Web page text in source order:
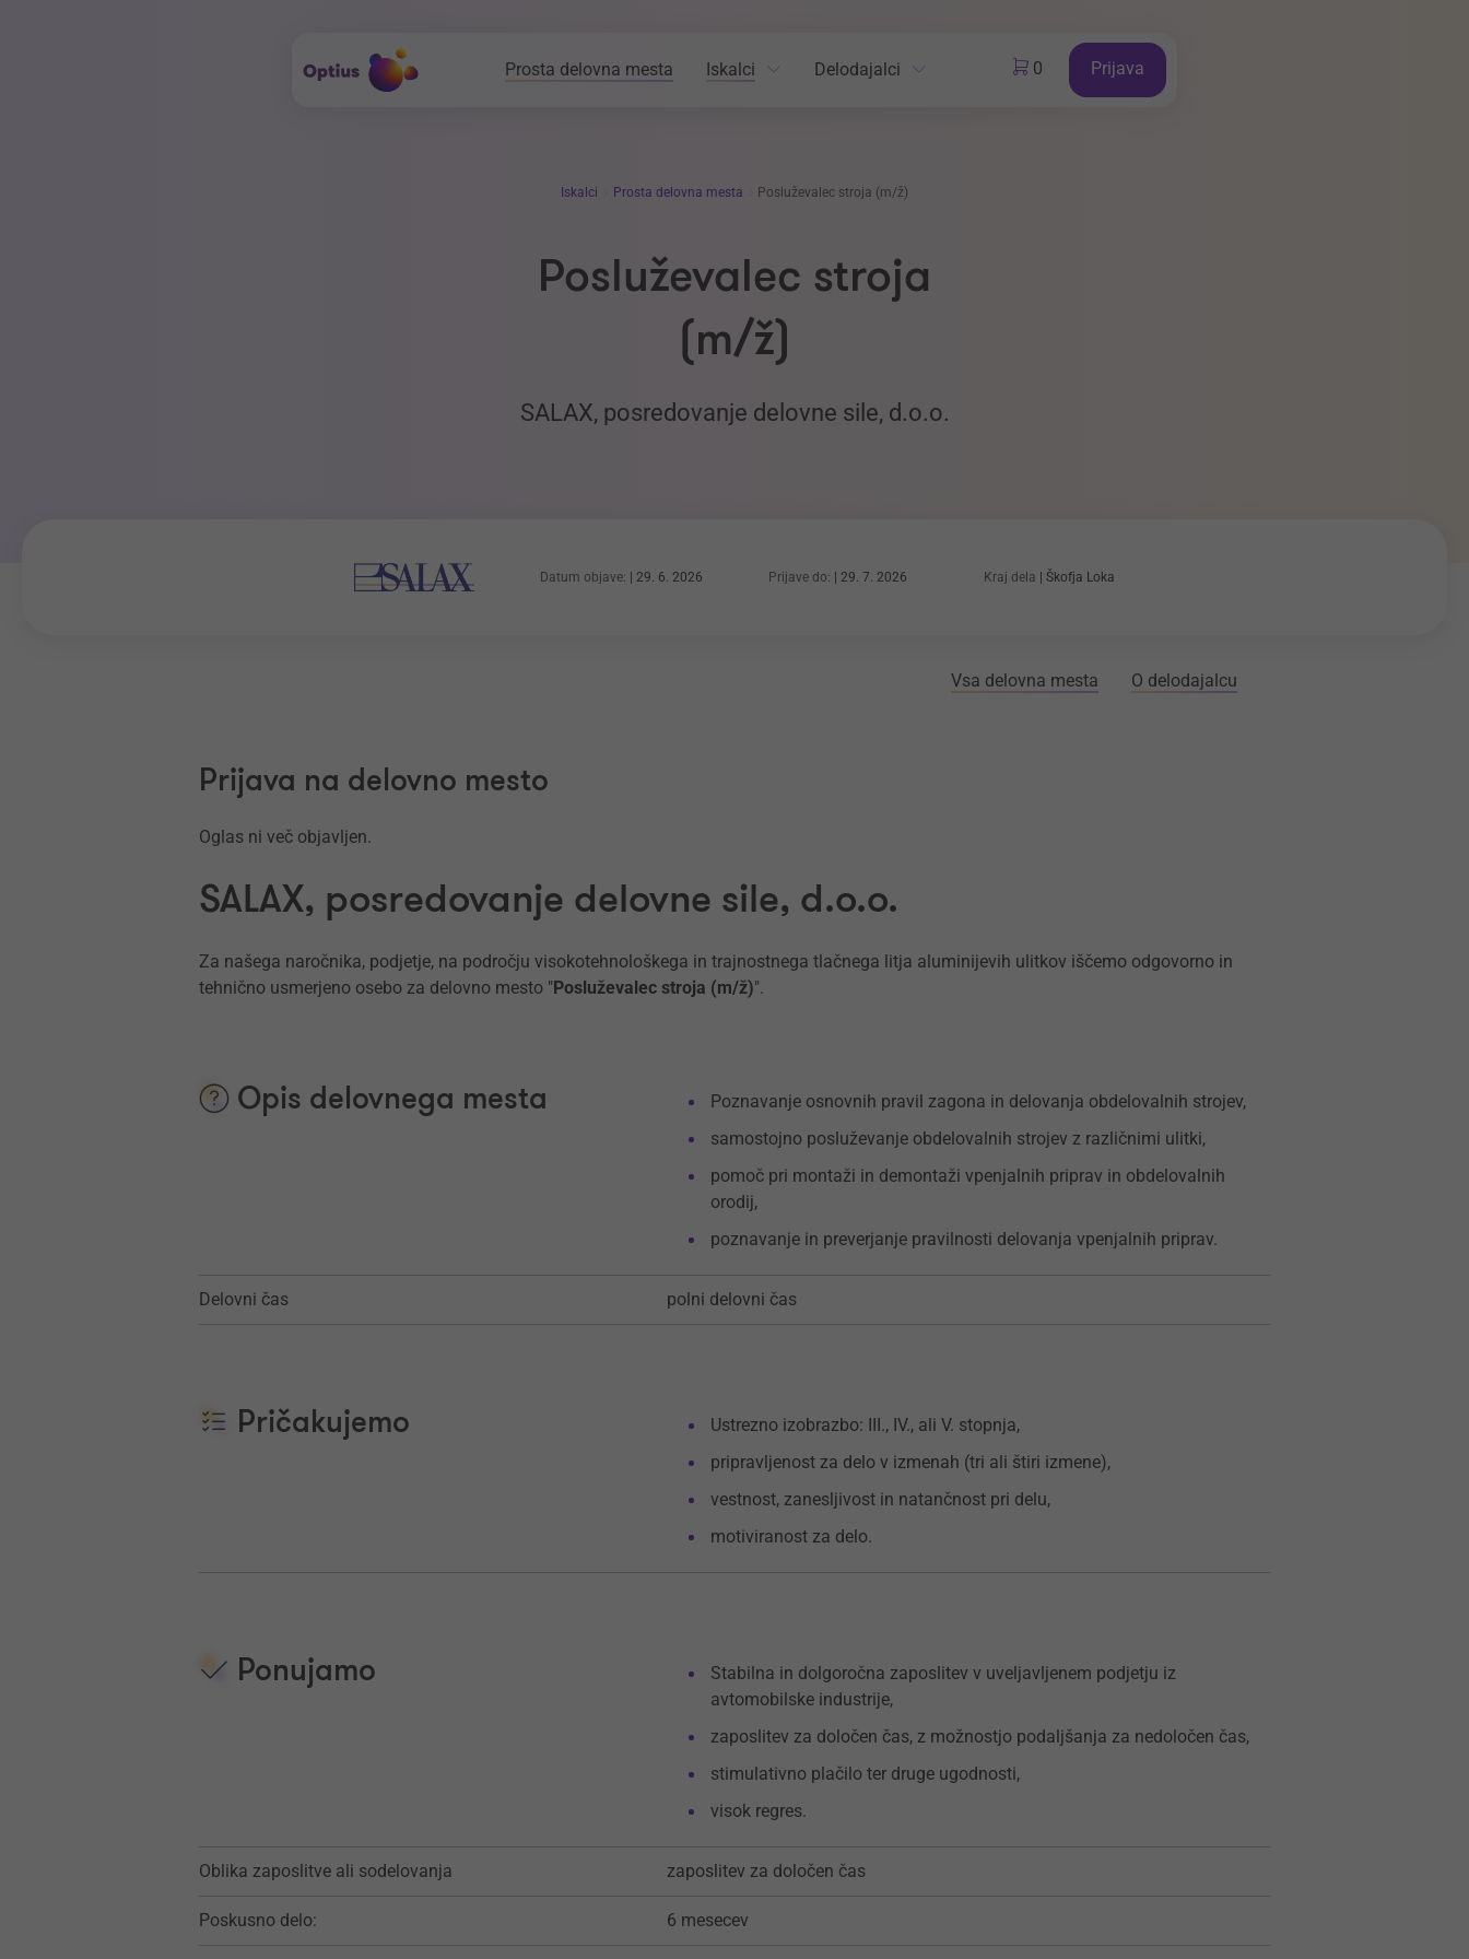
Prosta delovna mesta Iskalci Delodajalci 0 Prijava
Iskalci Prosta delovna mesta Posluževalec stroja (m/ž)
Posluževalec stroja
(m/ž)
SALAX, posredovanje delovne sile, d.o.o.
Datum objave: 29. 6. 2026 Prijave do: 29. 7. 2026 Kraj dela Škofja Loka
Vsa delovna mesta O delodajalcu
Prijava na delovno mesto
Oglas ni več objavljen.
SALAX, posredovanje delovne sile, d.o.o.
Za našega naročnika, podjetje, na področju visokotehnološkega in trajnostnega tlačnega litja aluminijevih ulitkov iščemo odgovorno in
tehnično usmerjeno osebo za delovno mesto "Posluževalec stroja (m/ž)".
Opis delovnega mesta
Poznavanje osnovnih pravil zagona in delovanja obdelovalnih strojev,
samostojno posluževanje obdelovalnih strojev z različnimi ulitki,
pomoč pri montaži in demontaži vpenjalnih priprav in obdelovalnih
orodij,
poznavanje in preverjanje pravilnosti delovanja vpenjalnih priprav.
Delovni čas polni delovni čas
Pričakujemo
Ustrezno izobrazbo: III., IV., ali V. stopnja,
pripravljenost za delo v izmenah (tri ali štiri izmene),
vestnost, zanesljivost in natančnost pri delu,
motiviranost za delo.
Ponujamo
Stabilna in dolgoročna zaposlitev v uveljavljenem podjetju iz
avtomobilske industrije,
zaposlitev za določen čas, z možnostjo podaljšanja za nedoločen čas,
stimulativno plačilo ter druge ugodnosti,
visok regres.
Oblika zaposlitve ali sodelovanja zaposlitev za določen čas
Poskusno delo: 6 mesecev